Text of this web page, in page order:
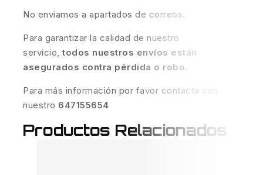
No enviamos a apartados de correos.
Para garantizar la calidad de nuestro
servicio,todos nuestros envíos están
asegurados contra pérdida o robo.
Para más información por favor contacta con
nuestro 647155654
Productos Relacionados